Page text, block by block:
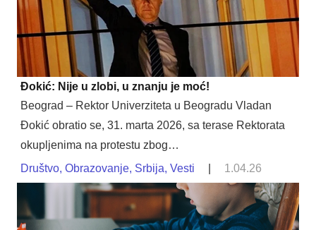
Đokić: Nije u zlobi, u znanju je moć!
Beograd – Rektor Univerziteta u Beogradu Vladan
Đokić obratio se, 31. marta 2026, sa terase Rektorata
okupljenima na protestu zbog…
Društvo, Obrazovanje, Srbija, Vesti 1.04.26